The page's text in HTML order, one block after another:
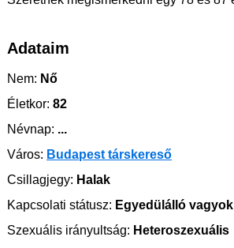
Adataim
Nem: Nő
Életkor: 82
Névnap: ...
Város: Budapest társkereső
Csillagjegy: Halak
Kapcsolati státusz: Egyedülálló vagyok
Szexuális irányultság: Heteroszexuális